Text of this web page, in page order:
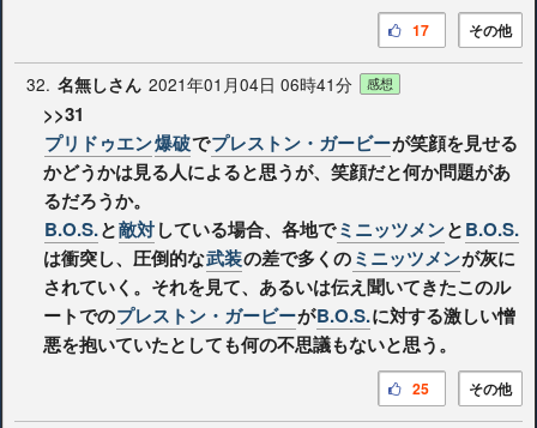
その他
17
32. 名無しさん 2021年01月04日 06時41分 感想
>>31
プリドゥエン爆破でプレストン・ガービーが笑顔を見せる
かどうかは見る人によると思うが、笑顔だと何か問題があ
るだろうか。
B.O.S.と敵対している場合、各地でミニッツメンとB.O.S.
は衝突し、圧倒的な武装の差で多くのミニッツメンが灰に
されていく。それを見て、あるいは伝え聞いてきたこのル
ートでのプレストン・ガービーがB.O.S.に対する激しい憎
悪を抱いていたとしても何の不思議もないと思う。
その他
25